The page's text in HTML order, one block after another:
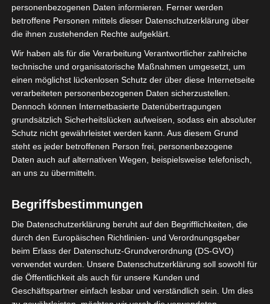
26 Feb. 2025 -
14:00
Meisterschaft Tunesien 2024/2025|
Spieltag 22
Halbzeit: 1-0
Avenir Sportif de
Soliman (ASS) 1
Jeunesse sportive
d’El Omrane (JSO) 0
ENDERGEBNIS
Stade municipal de Soliman
personenbezogenen Daten informieren. Ferner werden
betroffene Personen mittels dieser Datenschutzerklärung über
die ihnen zustehenden Rechte aufgeklärt.
Wir haben als für die Verarbeitung Verantwortlicher zahlreiche
technische und organisatorische Maßnahmen umgesetzt, um
einen möglichst lückenlosen Schutz der über diese Internetseite
verarbeiteten personenbezogenen Daten sicherzustellen.
Dennoch können Internetbasierte Datenübertragungen
grundsätzlich Sicherheitslücken aufweisen, sodass ein absoluter
Schutz nicht gewährleistet werden kann. Aus diesem Grund
steht es jeder betroffenen Person frei, personenbezogene
Daten auch auf alternativen Wegen, beispielsweise telefonisch,
an uns zu übermitteln.
Begriffsbestimmungen
Die Datenschutzerklärung beruht auf den Begrifflichkeiten, die
durch den Europäischen Richtlinien- und Verordnungsgeber
beim Erlass der Datenschutz-Grundverordnung (DS-GVO)
verwendet wurden. Unsere Datenschutzerklärung soll sowohl für
die Öffentlichkeit als auch für unsere Kunden und
Geschäftspartner einfach lesbar und verständlich sein. Um dies